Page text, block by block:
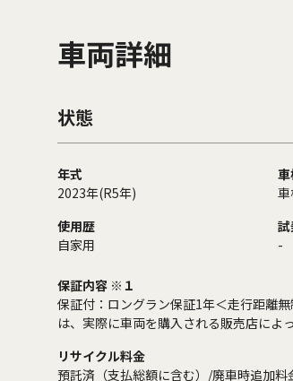
車両詳細
状態
年式
2023年(R5年)
使用歴
自家用
-
保証内容 ※１
保証付：ロングラン保証1年＜走行距離
は、実際に車両を購入される販売店によ
リサイクル料金
預託済（支払総額に含む）/廃車時追加料